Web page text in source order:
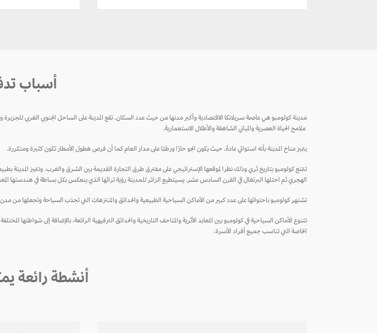
أسباب
مدينة كولومبو هي عاصمة سريلانكا الاقتصادية وأكبر مدنها من حيث عدد السكان. تقع المدينة على الساحل الجنوبي الغربي
ملامح الحياة العصرية والمباني الشاهقة والأطلال الاستعمارية.
يتميز مناخ المدينة بأنه استوائي عادةً. حيث يكون الجو حارًا ورطبًا على مدار العام كما أن فرص هطول الأمطار تكون كثيرة ومتكررة.
تتمتع كولومبو بتاريخ ثري وذلك نظرا لموقعها الإستراتيجي على مفترق طرق التجارة القديمة بين الشرق والغرب. وتتميز المدينة
الهجري ثم احتلها البرتغال في القرن السادس عشر. يسيتطيع الزائر للمدينة رؤية تراثها الذي ينعكس بكل بساطة في هندستها
تشتهر كولومبو باحتوائها على عدد كبير من الأماكن السياحية الطبيعية والحدائق والمنتزهات التي تجذب السياحة وتجعلها من مدن
تتنوع الأماكن السياحية في كولومبو بين المعابد الأثرية والمتاحف التاريخية والحدائق الترفيهية الرائعة، بالإضافة إلى
الخاصة التي تناسب جميع أفراد الأسرة.
أنشطة رائعة